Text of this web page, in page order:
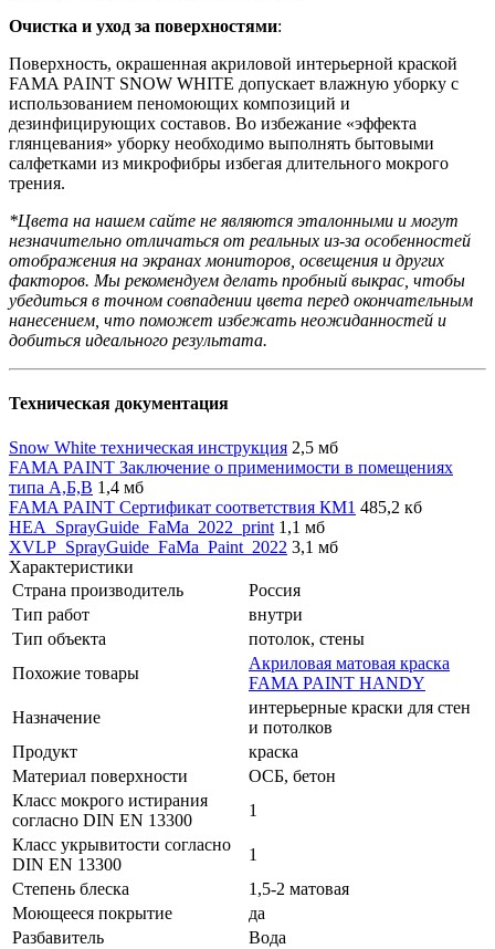
Очистка и уход за поверхностями:
Поверхность, окрашенная акриловой интерьерной краской
FAMA PAINT SNOW WHITE допускает влажную уборку с
использованием пеномоющих композиций и
дезинфицирующих составов. Во избежание «эффекта
глянцевания» уборку необходимо выполнять бытовыми
салфетками из микрофибры избегая длительного мокрого
трения.
*Цвета на нашем сайте не являются эталонными и могут
незначительно отличаться от реальных из-за особенностей
отображения на экранах мониторов, освещения и других
факторов. Мы рекомендуем делать пробный выкрас, чтобы
убедиться в точном совпадении цвета перед окончательным
нанесением, что поможет избежать неожиданностей и
добиться идеального результата.
Техническая документация
Snow White техническая инструкция 2,5 мб
FAMA PAINT Заключение о применимости в помещениях
типа А,Б,В 1,4 мб
FAMA PAINT Сертификат соответствия КМ1 485,2 кб
HEA_SprayGuide_FaMa_2022_print 1,1 мб
XVLP_SprayGuide_FaMa_Paint_2022 3,1 мб
Характеристики
Страна производитель
Россия
Тип работ
внутри
Тип объекта
потолок, стены
Похожие товары
Акриловая матовая краска
FAMA PAINT HANDY
Назначение
интерьерные краски для стен
и потолков
Продукт
краска
Материал поверхности
ОСБ, бетон
Класс мокрого истирания
согласно DIN EN 13300
1
Класс укрывитости согласно
DIN EN 13300
1
Степень блеска
1,5-2 матовая
Моющееся покрытие
да
Разбавитель
Вода